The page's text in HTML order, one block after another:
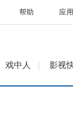
帮助 应用
戏中人 影视